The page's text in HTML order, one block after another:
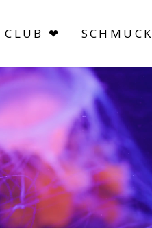
CLUB ❤ SCHMUCK